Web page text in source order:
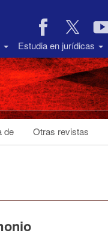
Estudia en jurídicas
de Otras revistas